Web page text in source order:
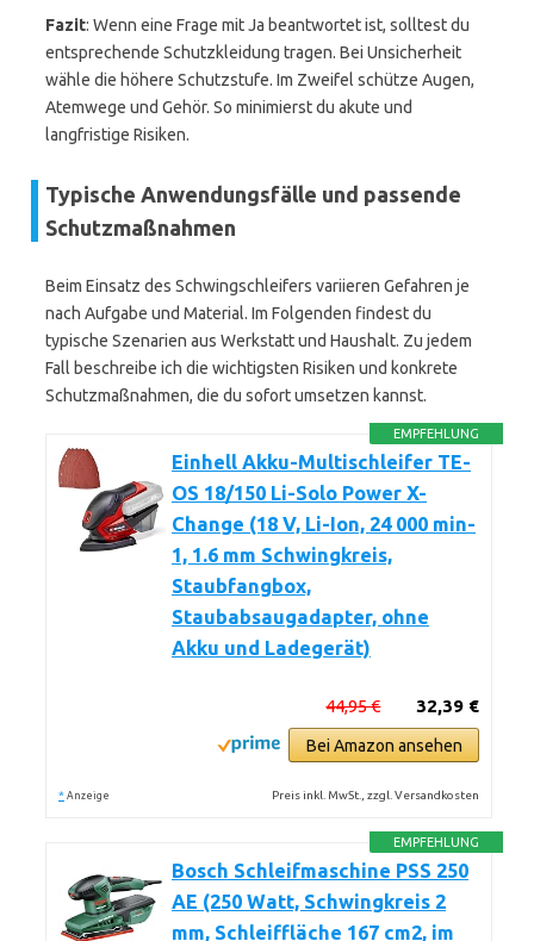
Fazit: Wenn eine Frage mit Ja beantwortet ist, solltest du
entsprechende Schutzkleidung tragen. Bei Unsicherheit
wähle die höhere Schutzstufe. Im Zweifel schütze Augen,
Atemwege und Gehör. So minimierst du akute und
langfristige Risiken.
Typische Anwendungsfälle und passende
Schutzmaßnahmen
Beim Einsatz des Schwingschleifers variieren Gefahren je
nach Aufgabe und Material. Im Folgenden findest du
typische Szenarien aus Werkstatt und Haushalt. Zu jedem
Fall beschreibe ich die wichtigsten Risiken und konkrete
Schutzmaßnahmen, die du sofort umsetzen kannst.
EMPFEHLUNG
Einhell Akku-Multischleifer TE-
OS 18/150 Li-Solo Power X-
Change (18 V, Li-Ion, 24 000 min-
1, 1.6 mm Schwingkreis,
Staubfangbox,
Staubabsaugadapter, ohne
Akku und Ladegerät)
32,39 €
44,95 €
Bei Amazon ansehen
* Anzeige Preis inkl. MwSt., zzgl. Versandkosten
EMPFEHLUNG
Bosch Schleifmaschine PSS 250
AE (250 Watt, Schwingkreis 2
mm, Schleiffläche 167 cm2, im